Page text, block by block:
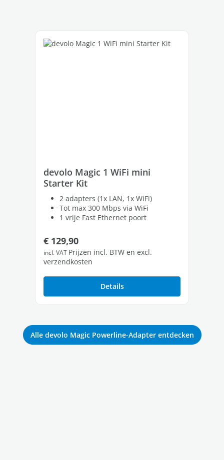
Productgalerij overslaan
devolo Magic 1 WiFi mini
Starter Kit
2 adapters (1x LAN, 1x WiFi)
Tot max 300 Mbps via WiFi
1 vrije Fast Ethernet poort
Normale prijs:
€ 129,90
incl. VAT Prijzen incl. BTW en excl.
verzendkosten
Details
Alle devolo Magic Powerline-Adapter entdecken